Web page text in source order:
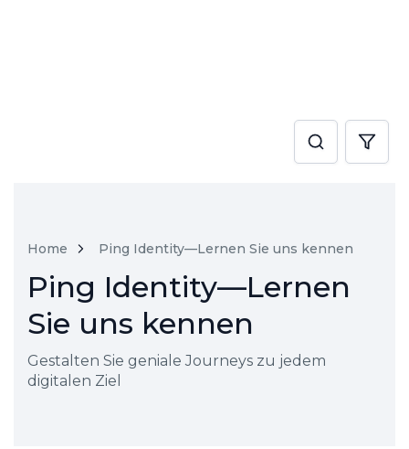
Home Ping Identity—Lernen Sie uns kennen
Ping Identity—Lernen
Sie uns kennen
Gestalten Sie geniale Journeys zu jedem
digitalen Ziel